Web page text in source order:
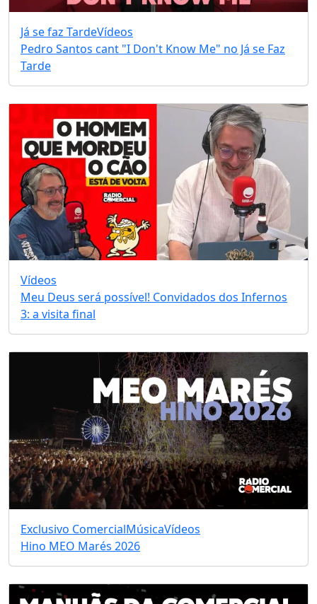
Já se faz TardeVídeos
Pedro Santos cant "I Don't Know Me" no Já se Faz
Tarde
Vídeos
Meu Deus será possível! Convidados dos Infernos
3: a visita final
Exclusivo ComercialMúsicaVídeos
Hino MEO Marés 2026